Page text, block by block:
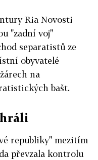
Ria Novosti
"zadní voj"
separatistů ze
obyvatelé
na
bašt.
republiky" mezitím
převzala kontrolu